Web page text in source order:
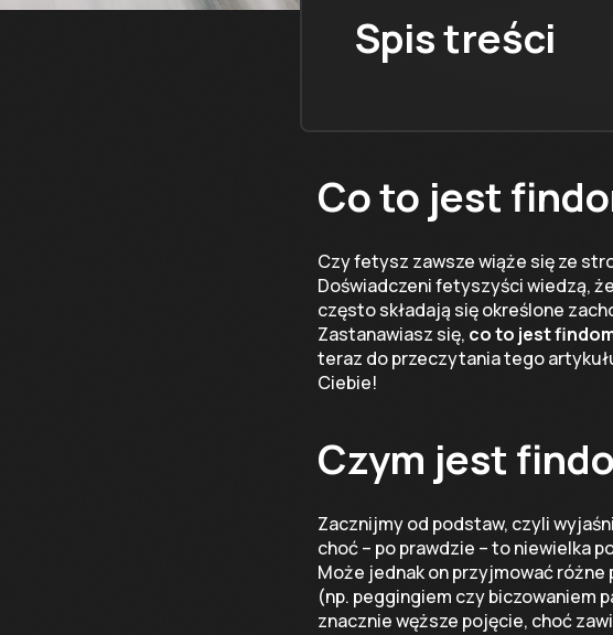
Spis treści
Co to jest
Czy fetysz zawsze wiąże się ze
Doświadczeni fetyszyści wiedzą,
często składają się określone
Zastanawiasz się, co to jest
teraz do przeczytania tego
Ciebie!
Czym jest
Zacznijmy od podstaw, czyli
choć – po prawdzie – to niewielka
Może jednak on przyjmować
(np. peggingiem czy biczowaniem
znacznie węższe pojęcie, choć